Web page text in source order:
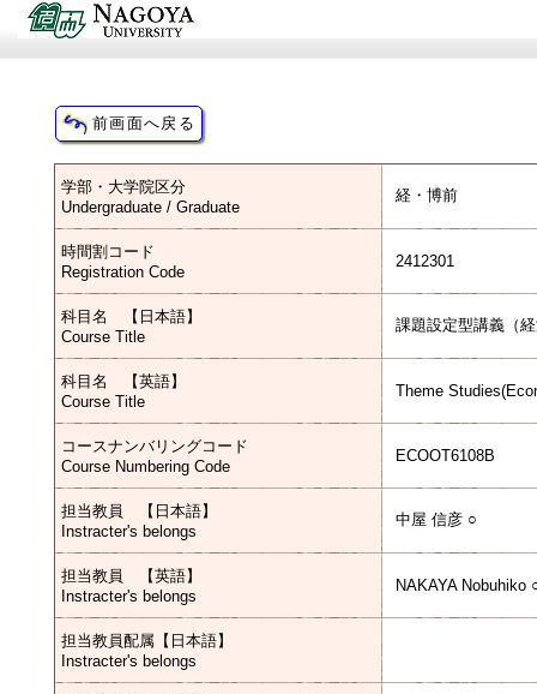
学部・大学院区分
Undergraduate / Graduate
経・博前
時間割コード
Registration Code
2412301
科目名 【日本語】
Course Title
課題設定型講義（
科目名 【英語】
Course Title
Theme
コースナンバリングコード
Course Numbering Code
ECOOT6108B
担当教員 【日本語】
Instracter's belongs
中屋 信彦 ○
担当教員 【英語】
Instracter's belongs
NAKAYA Nobuhiko
担当教員配属【日本語】
Instracter's belongs